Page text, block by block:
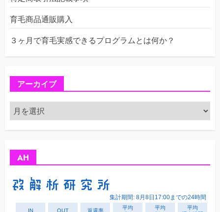
育毛商品通販購入
３ヶ月で育毛実感できるプログラムとは何か？
アーカイブ
ア
ー
カ
AH